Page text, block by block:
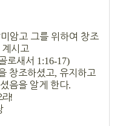
암고 그를 위하여 창조
시고
로새서 1:16-17)
창조하셨고, 유지하고
음을 알게 한다.
!